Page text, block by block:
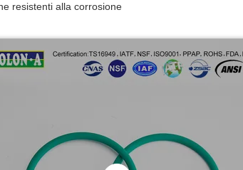
resistenti alla corrosione